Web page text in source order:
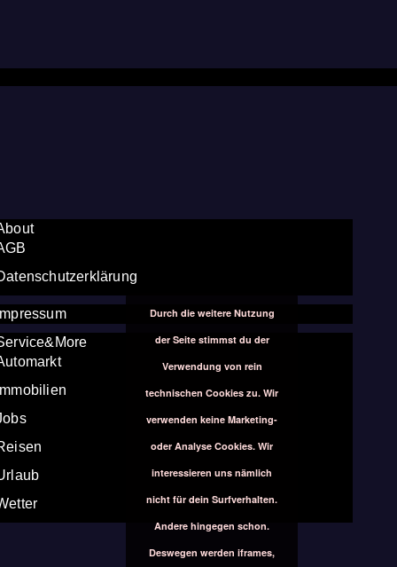
Durch die weitere Nutzung
der Seite stimmst du der
Verwendung von rein
technischen Cookies zu. Wir
verwenden keine Marketing-
oder Analyse Cookies. Wir
interessieren uns nämlich
nicht für dein Surfverhalten.
Andere hingegen schon.
Deswegen werden iframes,